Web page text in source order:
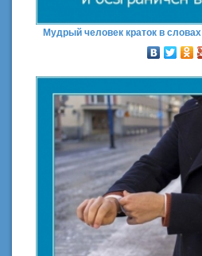
Мудрый человек краток в словах